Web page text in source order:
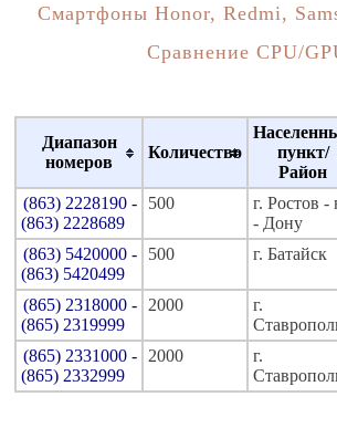
Смартфоны Honor, Redmi,
Сравнение CPU/
Диапазон
номеров
Количество
пункт/
Район
(863) 2228190 -
(863) 2228689
500
г. Ростов -
- Дону
(863) 5420000 -
(863) 5420499
500 г. Батайск
(865) 2318000 -
(865) 2319999
2000
г.
(865) 2331000 -
(865) 2332999
2000
г.